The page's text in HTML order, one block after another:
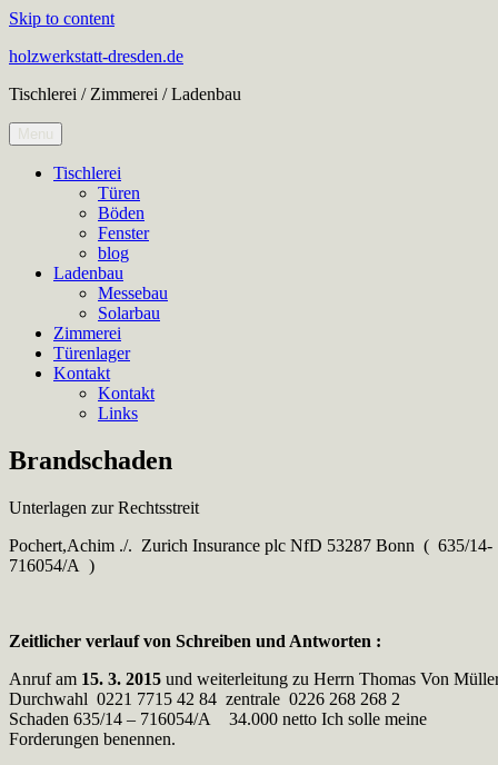
Skip to content
holzwerkstatt-dresden.de
Tischlerei / Zimmerei / Ladenbau
Menu
Tischlerei
Türen
Böden
Fenster
blog
Ladenbau
Messebau
Solarbau
Zimmerei
Türenlager
Kontakt
Kontakt
Links
Brandschaden
Unterlagen zur Rechtsstreit
Pochert,Achim ./. Zurich Insurance plc NfD 53287 Bonn ( 635/14-
716054/A )
Zeitlicher verlauf von Schreiben und Antworten :
Anruf am 15. 3. 2015 und weiterleitung zu Herrn Thomas Von
Durchwahl 0221 7715 42 84 zentrale 0226 268 268 2
Schaden 635/14 – 716054/A 34.000 netto Ich solle meine
Forderungen benennen.